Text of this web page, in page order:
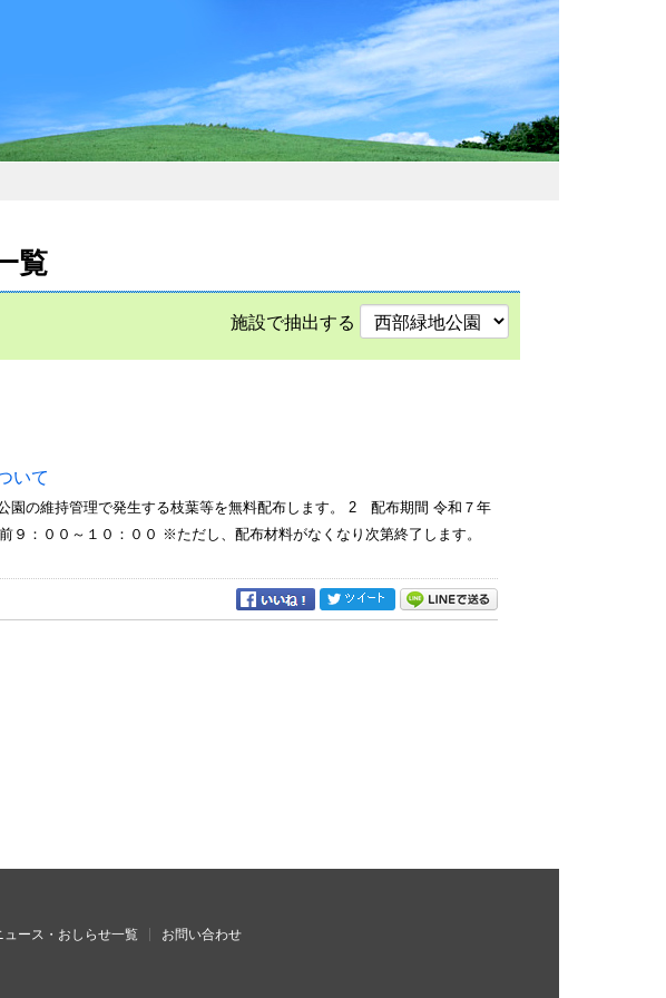
覧
施設で抽出する
いて
の維持管理で発生する枝葉等を無料配布します。 2 配布期間 令和７年
９：００～１０：００ ※ただし、配布材料がなくなり次第終了します。
ュース・おしらせ一覧 お問い合わせ